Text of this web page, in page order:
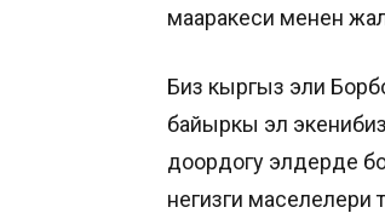
мааракеси менен
Биз кыргыз эли
байыркы эл экенибиз
доордогу элдерде
негизги маселелери